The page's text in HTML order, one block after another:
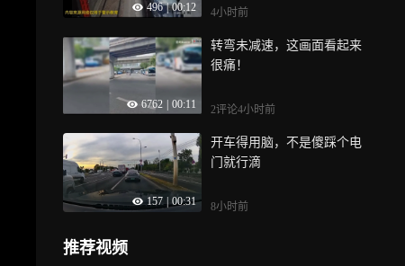
496 | 00:12 4小时前
6762 00:11
转弯未减速，这画面看起来
很痛！
2评论4小时前
157 00:31
开车得用脑，不是傻踩个电
门就行滴
8小时前
推荐视频